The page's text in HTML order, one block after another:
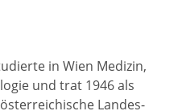
in Wien Medizin,
und trat 1946 als
Landes-